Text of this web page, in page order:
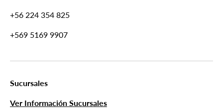
+56 224 354 825
+569 5169 9907
Sucursales
Ver Información Sucursales